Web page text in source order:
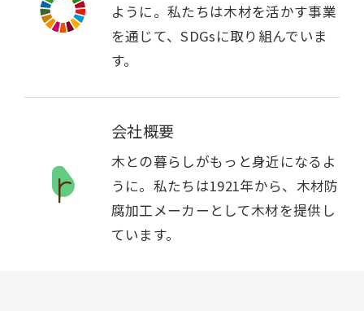
ように。私たちは木材を活かす事業
を通じて、SDGsに取り組んでいま
す。
会社概要
木との暮らしがもっと身近になるよ
うに。私たちは1921年から、木材防
腐加工メーカーとして木材を提供し
ています。